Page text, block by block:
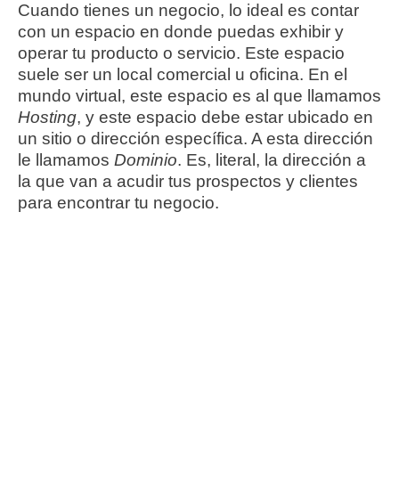
Cuando tienes un negocio, lo ideal es contar
con un espacio en donde puedas exhibir y
operar tu producto o servicio. Este espacio
suele ser un local comercial u oficina. En el
mundo virtual, este espacio es al que llamamos
Hosting, y este espacio debe estar ubicado en
un sitio o dirección específica. A esta dirección
le llamamos Dominio. Es, literal, la dirección a
la que van a acudir tus prospectos y clientes
para encontrar tu negocio.